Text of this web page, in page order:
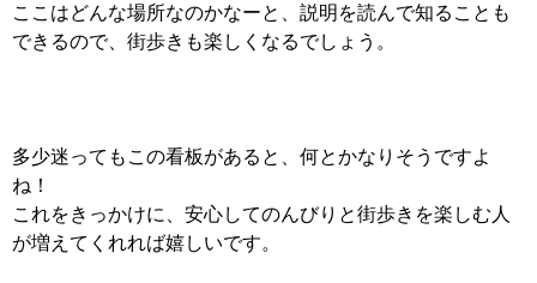
ここはどんな場所なのかなーと、説明を読んで知ることも
できるので、街歩きも楽しくなるでしょう。
多少迷ってもこの看板があると、何とかなりそうですよ
ね！
これをきっかけに、安心してのんびりと街歩きを楽しむ人
が増えてくれれば嬉しいです。